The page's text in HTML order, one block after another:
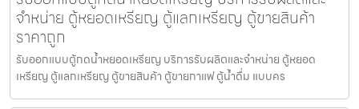
จำหน่าย ตู้หยอดเหรียญ ตู้แลกเหรียญ ตู้ขายสินค้า
ราคาถูก
รับออกแบบตู้กดน้ำ​หยอดเหรียญ บริการรับผลิตและจำหน่าย ตู้หยอด
เหรียญ ตู้แลกเหรียญ ตู้ขายสินค้า ตู้ขายกาแฟ ตู้น้ำดื่ม แบบคร